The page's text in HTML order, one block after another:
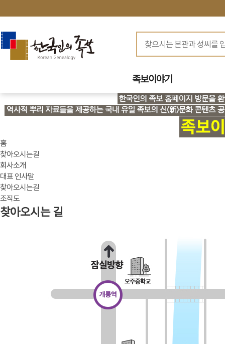
족보이야기
홈
찾아오시는길
회사소개
대표 인사말
찾아오시는길
조직도
찾아오시는 길